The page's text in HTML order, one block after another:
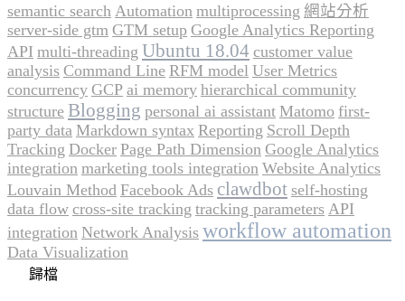
semantic search Automation multiprocessing 網站分析
server-side gtm GTM setup Google Analytics Reporting
API multi-threading Ubuntu 18.04 customer value
analysis Command Line RFM model User Metrics
concurrency GCP ai memory hierarchical community
structure Blogging personal ai assistant Matomo first-
party data Markdown syntax Reporting Scroll Depth
Tracking Docker Page Path Dimension Google Analytics
integration marketing tools integration Website Analytics
Louvain Method Facebook Ads clawdbot self-hosting
data flow cross-site tracking tracking parameters API
integration Network Analysis workflow automation
Data Visualization
歸檔